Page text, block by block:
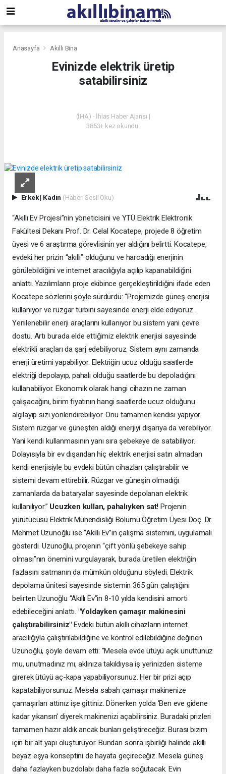
Anasayfa Akıllı Bina
Evinizde elektrik üretip
satabilirsiniz
(İHA) - İhlas Haber Ajansı |
3853+ kez okundu.
Erkek| Kadın (Haberi Sesli Oku)
“Akıllı Ev Projesi”nin yöneticisini ve YTÜ Elektrik Elektronik
Fakültesi Dekanı Prof. Dr. Celal Kocatepe, projede 8 öğretim
üyesi ve 6 araştırma görevlisinin yer aldığını belirtti. Kocatepe,
evdeki her prizin “akıllı” olduğunu ve harcadığı enerjinin
görülebildiğini ve internet aracılığıyla açılıp kapanabildiğini
anlattı. Yazılımların proje ekibince gerçekleştirildiğini ifade eden
Kocatepe sözlerini şöyle sürdürdü: “Projemizde güneş enerjisi
kullanıyor ve rüzgar türbini sayesinde enerji elde ediyoruz.
Yenilenebilir enerji araçlarını kullanıyor bu sistem yani çevre
dostu. Artı burada elde ettiğimiz elektrik enerjisi sayesinde
elektrikli araçları da şarj edebiliyoruz. Sistem aynı zamanda
enerji üretimi yapabiliyor. Elektriğin ucuz olduğu saatlerde
elektriği depolayıp, pahalı olduğu saatlerde bu depoladığını
kullanabiliyor. Ekonomik olarak hangi cihazın ne zaman
çalışacağını, birim fiyatının hangi saatlerde ucuz olduğunu
algılayıp sizi yönlendirebiliyor. Onu tamamen kendisi yapıyor.
Sistem rüzgar ve güneşten aldığı enerjiyi dışarıya da verebiliyor.
Yani kendi kullanmasının yanı sıra şebekeye de satabiliyor.
Dolayısıyla bir ev dışarıdan hiç elektrik enerjisi satın almadan
kendi enerjisiyle bu evdeki bütün cihazları çalıştırabilir ve
sistemi devam ettirebilir. Rüzgar ve güneşin olmadığı
zamanlarda da bataryalar sayesinde depolanan elektrik
kullanılıyor.” Ucuzken kullan, pahalıyken sat! Projenin
yürütücüsü Elektrik Mühendisliği Bölümü Öğretim Üyesi Doç. Dr.
Mehmet Uzunoğlu ise “Akıllı Ev”in çalışma sistemini, uygulamalı
gösterdi. Uzunoğlu, projenin “çift yönlü şebekeye sahip
olması”nın önemini vurgulayarak, burada üretilen elektriğin
fazlasını satmanın da mümkün olduğunu söyledi. Elektrik
depolama ünitesi sayesinde sistemin 365 gün çalıştığını
belirten Uzunoğlu “Akıllı Ev”in 8-10 yılda kendisini amorti
edebileceğini anlattı. "Yoldayken çamaşır makinesini
çalıştırabilirsiniz" Evdeki bütün akıllı cihazların internet
aracılığıyla çalıştırılabildiğine ve kontrol edilebildiğine değinen
Uzunoğlu, şöyle devam etti: “Mesela evde ütüyü açık unuttunuz
mu, unutmadınız mı, aklınıza takıldıysa iş yerinizden sisteme
girerek ütüyü aç-kapa yapabiliyorsunuz. Her bir prizi açıp
kapatabiliyorsunuz. Mesela sabah çamaşır makinenize
çamaşırları attınız işe gittiniz. Dönerken yolda 'Ben eve gidene
kadar yıkansın' diyerek makinenizi açabilirsiniz. Buradaki prizleri
tamamen hazır aldık ancak bunları geliştireceğiz. Burası bizim
için bir alt yapı oluşturuyor. Bundan sonra işbirliği halinde akıllı
beyaz eşya konseptini de hayata geçireceğiz. Mesela güneş
daha fazlayken buzdolabı daha fazla soğutacak. Evin